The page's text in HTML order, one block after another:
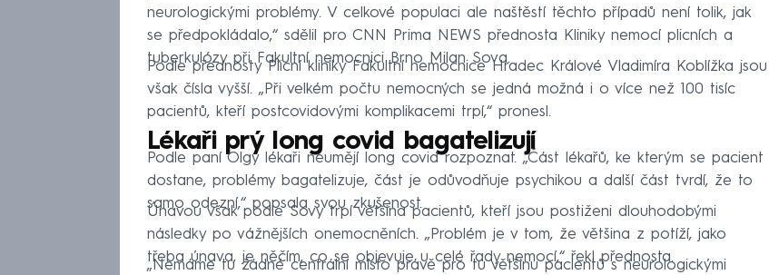
neurologickými problémy. V celkové populaci ale naštěstí těchto případů není tolik, jak
se předpokládalo,“ sdělil pro CNN Prima NEWS přednosta Kliniky nemocí plicních a
tuberkulózy při Fakultní nemocnici Brno Milan Sova.
Podle přednosty Plicní kliniky Fakultní nemocnice Hradec Králové Vladimíra Koblížka jsou
však čísla vyšší. „Při velkém počtu nemocných se jedná možná i o více než 100 tisíc
pacientů, kteří postcovidovými komplikacemi trpí,“ pronesl.
Lékaři prý long covid bagatelizují
Podle paní Olgy lékaři neumějí long covid rozpoznat. „Část lékařů, ke kterým se pacient
dostane, problémy bagatelizuje, část je odůvodňuje psychikou a další část tvrdí, že to
samo odezní,“ popsala svou zkušenost.
Únavou však podle Sovy trpí většina pacientů, kteří jsou postiženi dlouhodobými
následky po vážnějších onemocněních. „Problém je v tom, že většina z potíží, jako
třeba únava, je něčím, co se objevuje u celé řady nemocí,“ řekl přednosta.
„Nemáme tu žádné centrální místo právě pro tu většinu pacientů s neurologickými